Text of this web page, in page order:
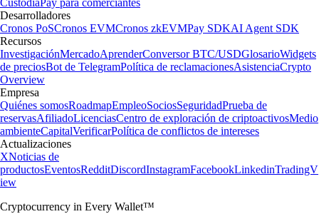
Custodia Pay para comerciantes
Desarrolladores
Cronos PoSCronos EVMCronos zkEVMPay SDKAI Agent SDK
Recursos
InvestigaciónMercadoAprenderConversor BTC/USDGlosarioWidgets
de preciosBot de TelegramPolítica de reclamacionesAsistenciaCrypto
Overview
Empresa
Quiénes somosRoadmapEmpleoSociosSeguridadPrueba de
reservasAfiliadoLicenciasCentro de exploración de criptoactivosMedio
ambienteCapitalVerificarPolítica de conflictos de intereses
Actualizaciones
XNoticias de
productosEventosRedditDiscordInstagramFacebookLinkedinTradingV
iew
Cryptocurrency in Every Wallet™